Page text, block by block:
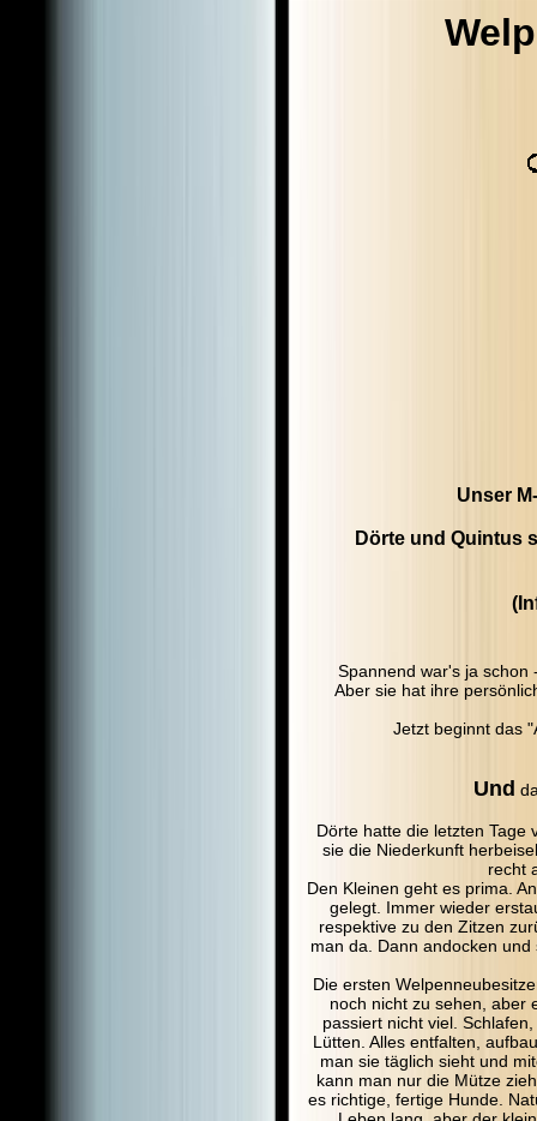
Unser
Dörte und Quintus
Spannend war's ja schon
Aber sie hat ihre
Jetzt beginnt das
Und
Dörte hatte die letzten Tage
sie die Niederkunft
recht
Den Kleinen geht es prima.
gelegt. Immer wieder
respektive zu den Zitzen
man da. Dann andocken
Die ersten
noch nicht zu sehen, aber
passiert nicht viel.
Lütten. Alles entfalten,
man sie täglich sieht und
kann man nur die Mütze
es richtige, fertige Hunde.